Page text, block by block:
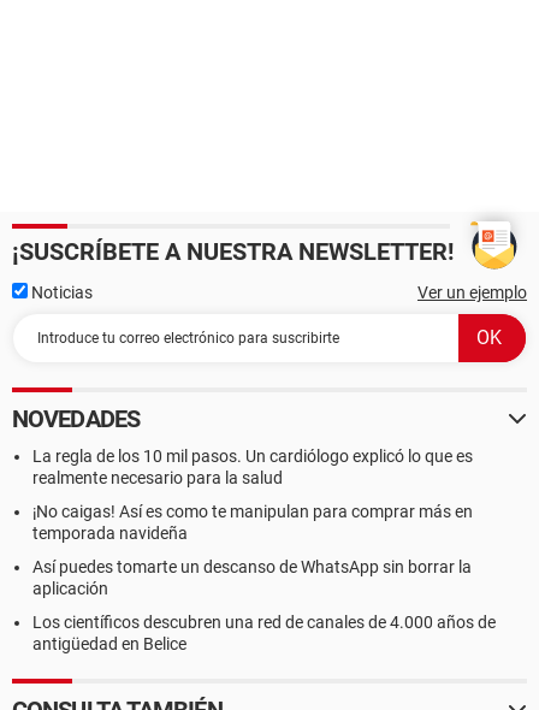
¡SUSCRÍBETE A NUESTRA NEWSLETTER!
Noticias Ver un ejemplo
NOVEDADES
La regla de los 10 mil pasos. Un cardiólogo explicó lo que es
realmente necesario para la salud
¡No caigas! Así es como te manipulan para comprar más en
temporada navideña
Así puedes tomarte un descanso de WhatsApp sin borrar la
aplicación
Los científicos descubren una red de canales de 4.000 años de
antigüedad en Belice